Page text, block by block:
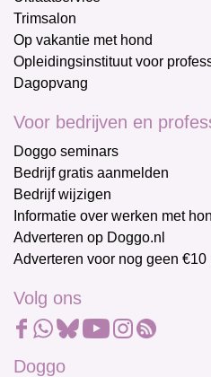
Trimsalon
Op vakantie met hond
Opleidingsinstituut voor
Dagopvang
Voor bedrijven en
Doggo seminars
Bedrijf gratis aanmelden
Bedrijf wijzigen
Informatie over werken met
Adverteren op Doggo.nl
Adverteren voor nog geen €10
Volg ons
Doggo